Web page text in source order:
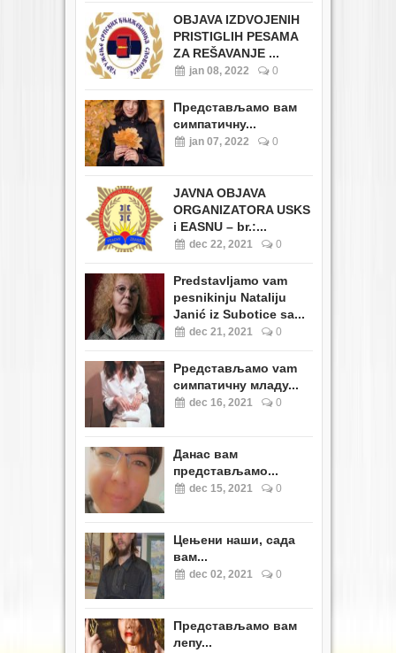
OBJAVA IZDVOJENIH
PRISTIGLIH PESAMA
ZA REŠAVANJE ...
jan 08, 2022 0
Представљамо вам
симпатичну...
jan 07, 2022 0
JAVNA OBJAVA
ORGANIZATORA USKS
i EASNU – br.:...
dec 22, 2021 0
Predstavljamo vam
pesnikinju Nataliju
Janić iz Subotice sa...
dec 21, 2021 0
Pредстављамо vam
симпатичну младу...
dec 16, 2021 0
Данас вам
представљамо...
dec 15, 2021 0
Цењени наши, сада
вам...
dec 02, 2021 0
Представљамо вам
лепу...